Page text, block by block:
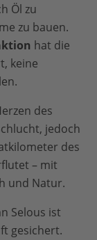
Öl zu
zu bauen.
hat die
keine
des
jedoch
des
– mit
und Natur.
Selous ist
gesichert.